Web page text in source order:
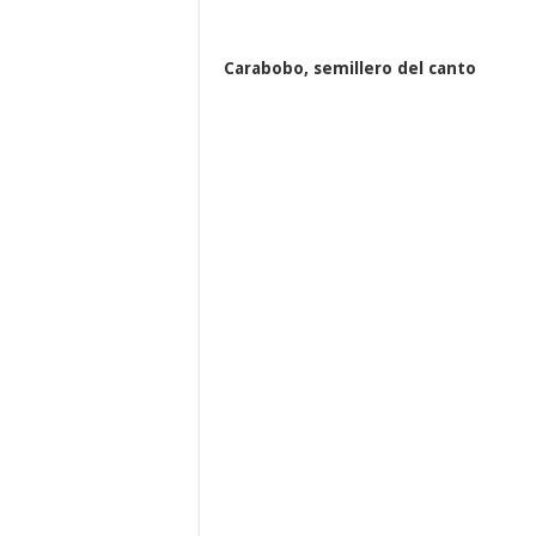
Carabobo, semillero del canto